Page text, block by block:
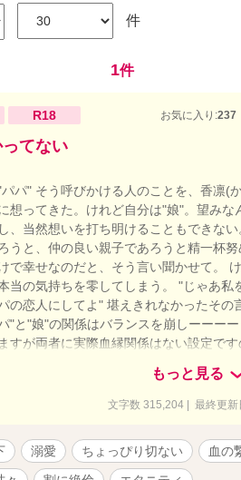
件
1件
R18 お気に入り:237
てない
パ" そう呼びかける人のことを、香凛(
想ってきた。けれど自分は"娘"。望みな
し、当然想いを打ち明けることもできな
うと、仲の良い親子であろうと精一杯
で幸せなのだと、そう言い聞かせて。
当の気持ちを零してしまう。 "じゃあ私
の恋人にしてよ" 堪えきれなかったその
"と"娘"の関係はバランスを崩しーー
ますが両者に実際血縁関係はない設定で
もっと見る
文字数 315,204 | 最終更
溺愛 ちょっぴり切ない
血の